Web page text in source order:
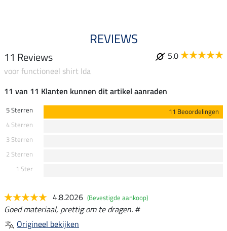
REVIEWS
11 Reviews
5.0
voor functioneel shirt Ida
11 van 11 Klanten kunnen dit artikel aanraden
5 Sterren
11 Beoordelingen
4 Sterren
3 Sterren
2 Sterren
1 Ster
4.8.2026 (Bevestigde aankoop)
Goed materiaal, prettig om te dragen. #
Origineel bekijken